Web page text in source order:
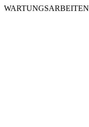
WARTUNGSARBEITEN